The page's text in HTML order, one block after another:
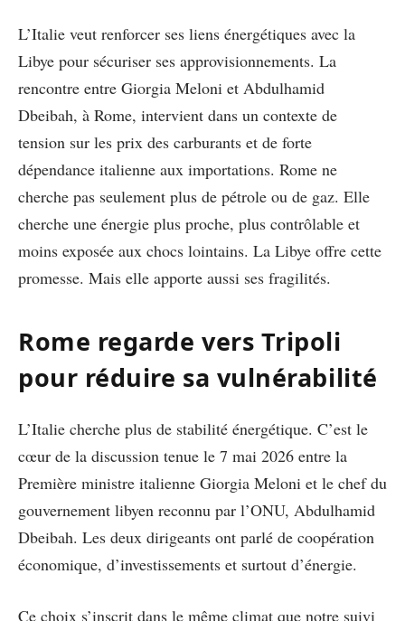
L’Italie veut renforcer ses liens énergétiques avec la
Libye pour sécuriser ses approvisionnements. La
rencontre entre Giorgia Meloni et Abdulhamid
Dbeibah, à Rome, intervient dans un contexte de
tension sur les prix des carburants et de forte
dépendance italienne aux importations. Rome ne
cherche pas seulement plus de pétrole ou de gaz. Elle
cherche une énergie plus proche, plus contrôlable et
moins exposée aux chocs lointains. La Libye offre cette
promesse. Mais elle apporte aussi ses fragilités.
Rome regarde vers Tripoli
pour réduire sa vulnérabilité
L’Italie cherche plus de stabilité énergétique. C’est le
cœur de la discussion tenue le 7 mai 2026 entre la
Première ministre italienne Giorgia Meloni et le chef du
gouvernement libyen reconnu par l’ONU, Abdulhamid
Dbeibah. Les deux dirigeants ont parlé de coopération
économique, d’investissements et surtout d’énergie.
Ce choix s’inscrit dans le même climat que notre suivi